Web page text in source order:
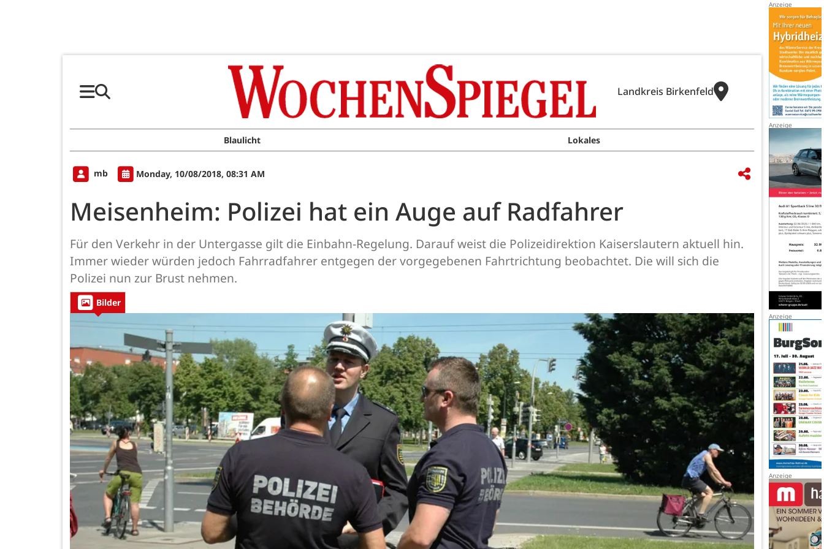
Landkreis Birkenfeld
Blaulicht Lokales
mb Monday, 10/08/2018, 08:31 AM
Meisenheim: Polizei hat ein Auge auf Radfahrer
Für den Verkehr in der Untergasse gilt die Einbahn-Regelung. Darauf weist die Polizeidirektion Kaiserslautern aktuell hin.
Immer wieder würden jedoch Fahrradfahrer entgegen der vorgegebenen Fahrtrichtung beobachtet. Die will sich die
Polizei nun zur Brust nehmen.
Bilder